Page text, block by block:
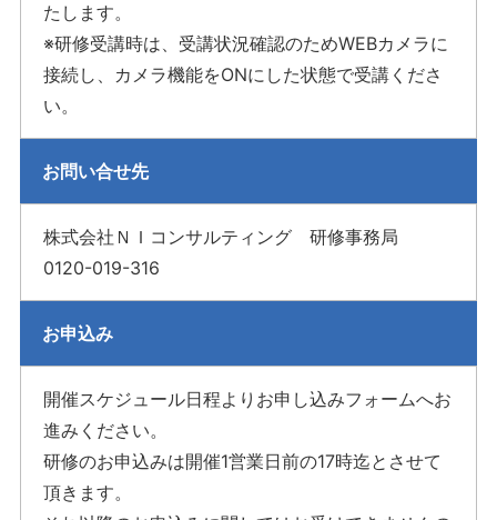
たします。
※研修受講時は、受講状況確認のためWEBカメラに
接続し、カメラ機能をONにした状態で受講くださ
い。
お問い合せ先
株式会社ＮＩコンサルティング 研修事務局
0120-019-316
お申込み
開催スケジュール日程よりお申し込みフォームへお
進みください。
研修のお申込みは開催1営業日前の17時迄とさせて
頂きます。